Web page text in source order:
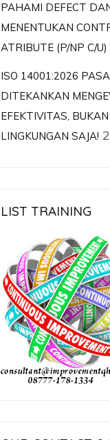
PAHAMI DEFECT
MENENTUKAN
ATRIBUTE (P/NP C/U)
ISO 14001:2026
DITEKANKAN
EFEKTIVITAS,
LINGKUNGAN SAJA!
LIST TRAINING